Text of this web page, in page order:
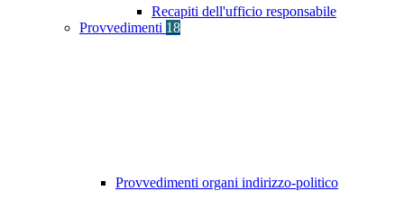
Recapiti dell'ufficio responsabile
Provvedimenti 18
Provvedimenti organi indirizzo-politico